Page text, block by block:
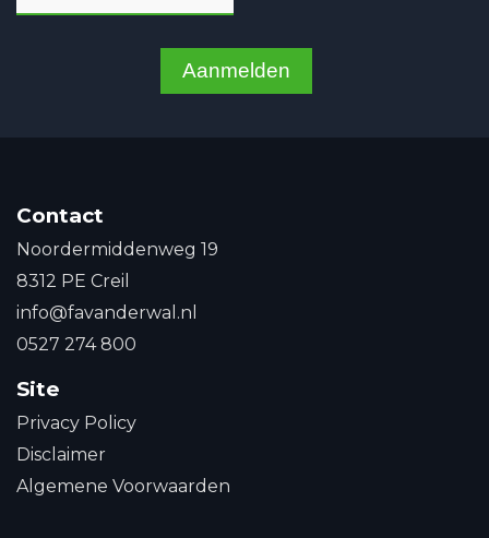
Aanmelden
Contact
Noordermiddenweg 19
8312 PE Creil
info@favanderwal.nl
0527 274 800
Site
Privacy Policy
Disclaimer
Algemene Voorwaarden